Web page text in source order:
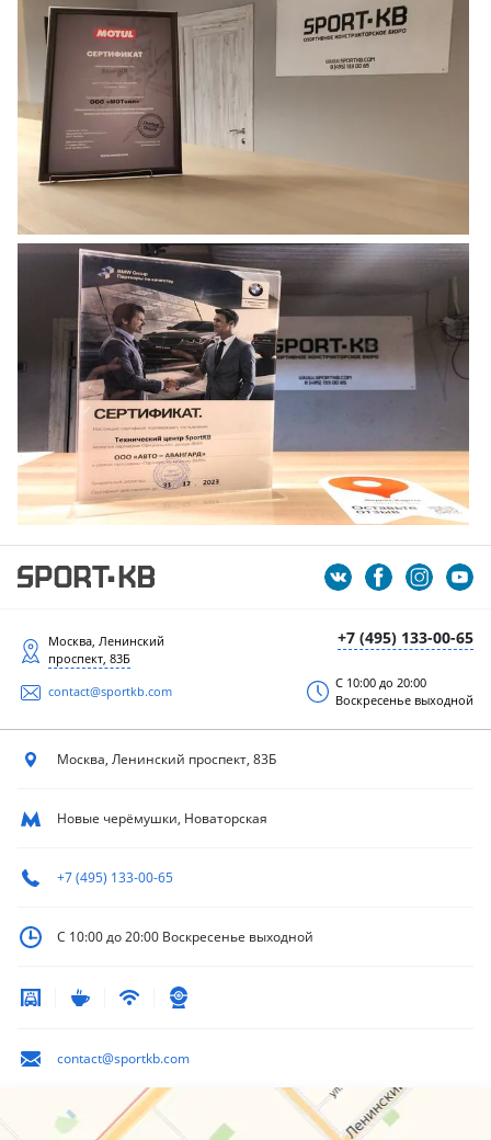
+7 (495) 133-00-65
Москва, Ленинский
проспект, 83Б
contact@sportkb.com
С 10:00 до 20:00
Воскресенье выходной
Москва, Ленинский проспект, 83Б
Новые черёмушки, Новаторская
+7 (495) 133-00-65
С 10:00 до 20:00 Воскресенье выходной
contact@sportkb.com